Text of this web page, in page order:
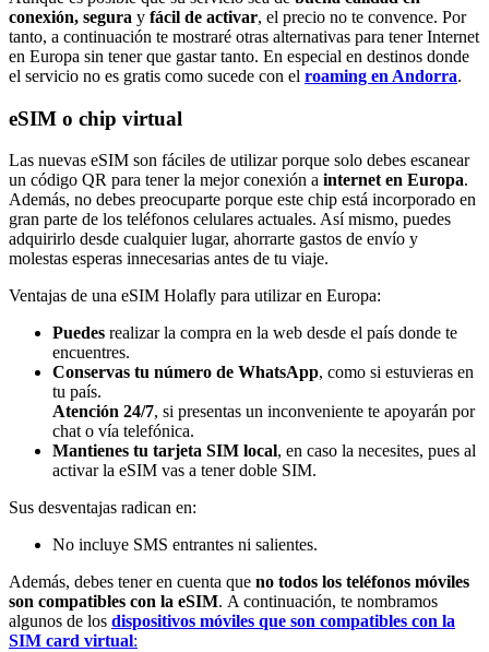
conexión, segura y fácil de activar, el precio no te convence. Por
tanto, a continuación te mostraré otras alternativas para tener Internet
en Europa sin tener que gastar tanto. En especial en destinos donde
el servicio no es gratis como sucede con el roaming en Andorra.
eSIM o chip virtual
Las nuevas eSIM son fáciles de utilizar porque solo debes escanear
un código QR para tener la mejor conexión a internet en Europa.
Además, no debes preocuparte porque este chip está incorporado en
gran parte de los teléfonos celulares actuales. Así mismo, puedes
adquirirlo desde cualquier lugar, ahorrarte gastos de envío y
molestas esperas innecesarias antes de tu viaje.
Ventajas de una eSIM Holafly para utilizar en Europa:
Puedes realizar la compra en la web desde el país donde te
encuentres.
Conservas tu número de WhatsApp, como si estuvieras en
tu país.
Atención 24/7, si presentas un inconveniente te apoyarán por
chat o vía telefónica.
Mantienes tu tarjeta SIM local, en caso la necesites, pues al
activar la eSIM vas a tener doble SIM.
Sus desventajas radican en:
No incluye SMS entrantes ni salientes.
Además, debes tener en cuenta que no todos los teléfonos móviles
son compatibles con la eSIM. A continuación, te nombramos
algunos de los dispositivos móviles que son compatibles con la
SIM card virtual: